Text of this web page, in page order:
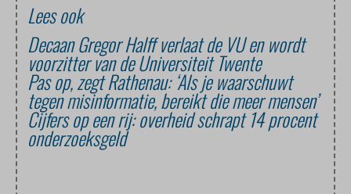
Lees ook
Decaan Gregor Halff verlaat de VU en wordt
voorzitter van de Universiteit Twente
Pas op, zegt Rathenau: ‘Als je waarschuwt
tegen misinformatie, bereikt die meer mensen’
Cijfers op een rij: overheid schrapt 14 procent
onderzoeksgeld